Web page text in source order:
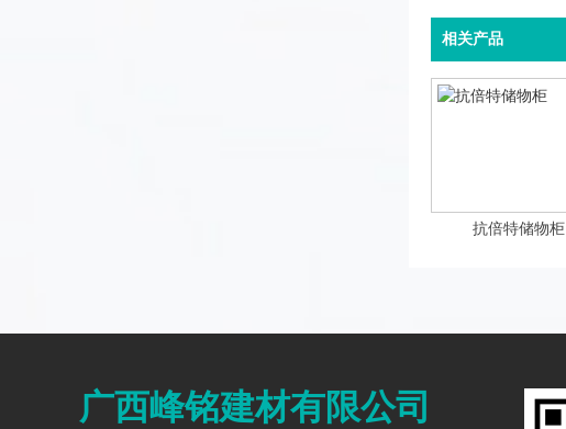
相关产品
抗倍特储物柜
广西峰铭建材有限公司